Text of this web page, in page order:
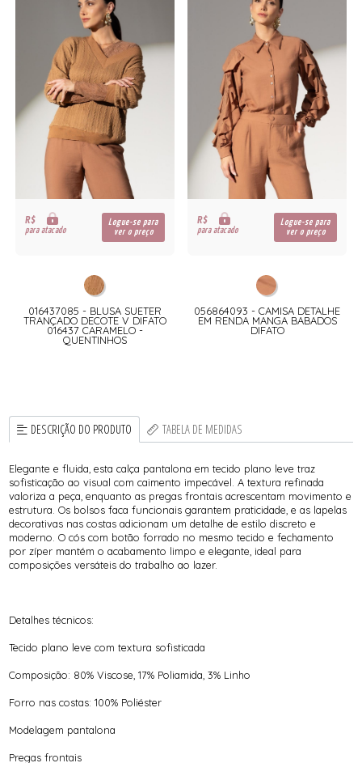
R$
para atacado
Logue-se para
ver o preço
016437085 - BLUSA SUETER
TRANÇADO DECOTE V DIFATO
016437 CARAMELO -
QUENTINHOS
R$
para atacado
Logue-se para
ver o preço
056864093 - CAMISA DETALHE
EM RENDA MANGA BABADOS
DIFATO
DESCRIÇÃO DO PRODUTO TABELA DE MEDIDAS
Elegante e fluida, esta calça pantalona em tecido plano leve traz
sofisticação ao visual com caimento impecável. A textura refinada
valoriza a peça, enquanto as pregas frontais acrescentam movimento e
estrutura. Os bolsos faca funcionais garantem praticidade, e as lapelas
decorativas nas costas adicionam um detalhe de estilo discreto e
moderno. O cós com botão forrado no mesmo tecido e fechamento
por zíper mantém o acabamento limpo e elegante, ideal para
composições versáteis do trabalho ao lazer.
Detalhes técnicos:
Tecido plano leve com textura sofisticada
Composição: 80% Viscose, 17% Poliamida, 3% Linho
Forro nas costas: 100% Poliéster
Modelagem pantalona
Pregas frontais